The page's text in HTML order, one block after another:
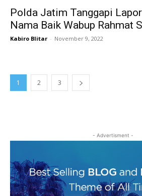
Polda Jatim Tanggapi
Nama Baik Wabup Rahmat
Kabiro Blitar - November 9, 2022
1 2 3
- Advertisment -